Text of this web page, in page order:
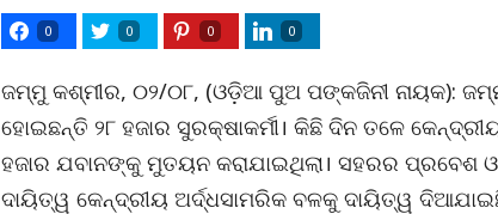
0 0 0 0
ଜମ୍ମୁ କଶ୍ମୀର, ୦୨/୦୮, (ଓଡ଼ିଆ ପୁଅ ପଙ୍କଜିନୀ ନାୟକ):
ହୋଇଛନ୍ତି ୨୮ ହଜାର ସୁରକ୍ଷାକର୍ମୀ। କିଛି ଦିନ ତଳେ
ହଜାର ଯବାନଙ୍କୁ ମୁତୟନ କରାଯାଇଥିଲା। ସହରର ପ୍ରବେଶ
ଦାୟିତ୍ୱ କେନ୍ଦ୍ରୀୟ ଅର୍ଦ୍ଧସାମରିକ ବଳକୁ ଦାୟିତ୍ୱ